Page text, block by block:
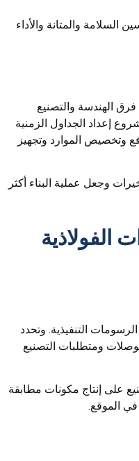
السلامة والمتانة والأداء
فرق الهندسة والتصنيع
إعداد الجداول الزمنية
وتخصيص الموارد وتجهيز
وجعل عملية البناء أكثر
الفولاذية
التنفيذية. وتحدد
ومتطلبات التصنيع
على إنتاج مكونات مطابقة
الموقع.